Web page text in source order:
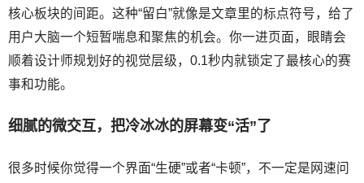
核心板块的间距。这种“留白”就像是文章里的标点符号，给了
用户大脑一个短暂喘息和聚焦的机会。你一进页面，眼睛会
顺着设计师规划好的视觉层级，0.1秒内就锁定了最核心的赛
事和功能。
细腻的微交互，把冷冰冰的屏幕变“活”了
很多时候你觉得一个界面“生硬”或者“卡顿”，不一定是网速问